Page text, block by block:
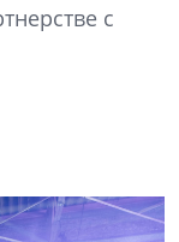
с